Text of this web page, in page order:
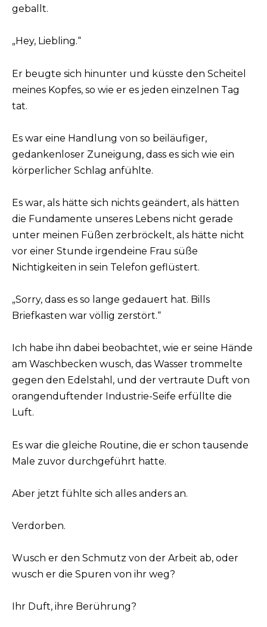
geballt.
„Hey, Liebling.“
Er beugte sich hinunter und küsste den Scheitel
meines Kopfes, so wie er es jeden einzelnen Tag
tat.
Es war eine Handlung von so beiläufiger,
gedankenloser Zuneigung, dass es sich wie ein
körperlicher Schlag anfühlte.
Es war, als hätte sich nichts geändert, als hätten
die Fundamente unseres Lebens nicht gerade
unter meinen Füßen zerbröckelt, als hätte nicht
vor einer Stunde irgendeine Frau süße
Nichtigkeiten in sein Telefon geflüstert.
„Sorry, dass es so lange gedauert hat. Bills
Briefkasten war völlig zerstört.“
Ich habe ihn dabei beobachtet, wie er seine Hände
am Waschbecken wusch, das Wasser trommelte
gegen den Edelstahl, und der vertraute Duft von
orangenduftender Industrie-Seife erfüllte die
Luft.
Es war die gleiche Routine, die er schon tausende
Male zuvor durchgeführt hatte.
Aber jetzt fühlte sich alles anders an.
Verdorben.
Wusch er den Schmutz von der Arbeit ab, oder
wusch er die Spuren von ihr weg?
Ihr Duft, ihre Berührung?